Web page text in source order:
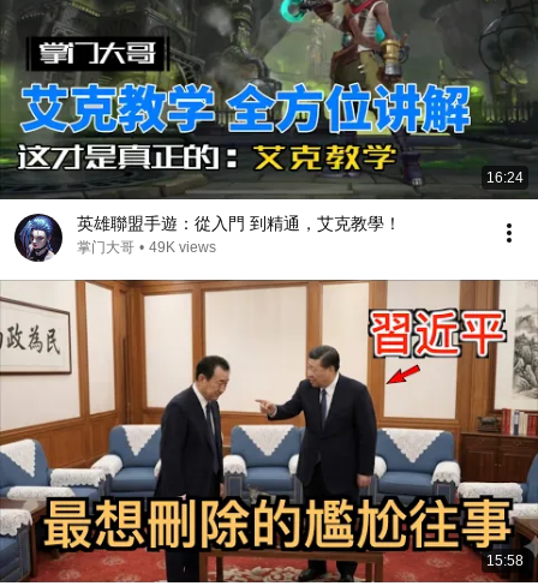
16:24
英雄聯盟手遊：從入門 到精通，艾克教學！
掌门大哥 • 49K views
15:58